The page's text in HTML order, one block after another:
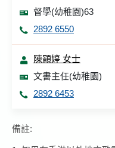
督學(幼稚園)63
2892 6550
陳顥婷 女士
文書主任(幼稚園)
2892 6453
備註: